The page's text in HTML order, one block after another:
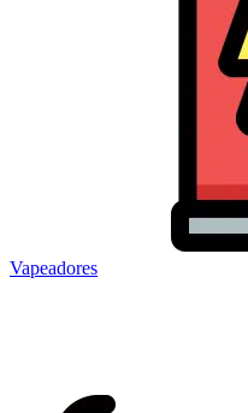
Vapeadores